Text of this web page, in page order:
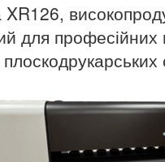
для професійних